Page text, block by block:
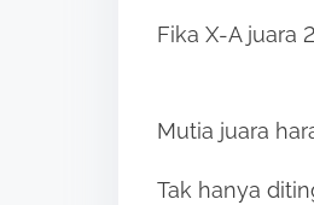
Fika X-A juara
Mutia juara
Tak hanya